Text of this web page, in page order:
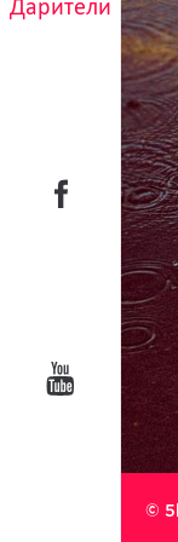
Дарители
©